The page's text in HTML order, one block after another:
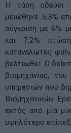
Η τάση οδεύει
μειώθηκε 5,3%
σύγκριση με 6%
και 7,2%
καταναλωτές
βελτιωθεί. Ο
βιομηχανίας,
υπηρεσιών που
Βιομηχανικών
εκτός από μία
υψηλότερο